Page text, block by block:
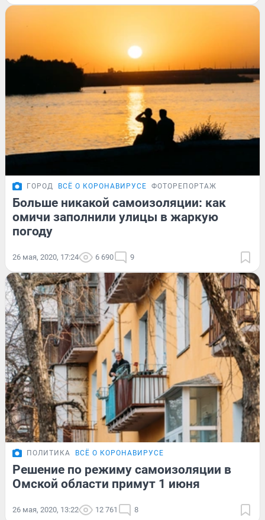
ГОРОД ВСЁ О КОРОНАВИРУСЕ ФОТОРЕПОРТАЖ
Больше никакой самоизоляции: как
омичи заполнили улицы в жаркую
погоду
26 мая, 2020, 17:24 6 690 9
ПОЛИТИКА ВСЁ О КОРОНАВИРУСЕ
Решение по режиму самоизоляции в
Омской области примут 1 июня
26 мая, 2020, 13:22 12 761 8